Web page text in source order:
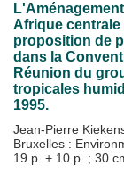
Afrique centrale
proposition de
dans la
Réunion du
tropicales
1995.
Jean-Pierre
Bruxelles :
19 p. + 10 p. ; 30